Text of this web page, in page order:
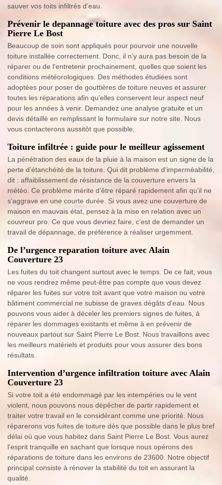
sauver vos toits infiltrés d’eau.
Prévenir le depannage toiture avec des pros sur Saint
Pierre Le Bost
Beaucoup de soin sont appliqués pour pourvoir une nouvelle
toiture installée correctement. Donc, il n’y aura pas besoin de la
réparer ou de l'entretenir prochainement, quelles que soient les
conditions météorologiques. Des méthodes étudiées sont
adoptées pour poser de gouttières de toiture neuves et assurer
toutes les réparations afin qu'elles conservent leur aspect neuf
pour les années à venir. Demandez une analyse gratuite et un
devis détaillé en remplissant le formulaire sur notre site. Nous
vous contacterons aussitôt que possible.
Toiture infiltrée : guide pour le meilleur agissement
La pénétration des eaux de la pluie à la maison est un signe de la
perte d’étanchéité de la toiture. Qui dit problème d’imperméabilité,
dit : affaiblissement de résistance de la couverture envers la
météo. Ce problème mérite d’être réparé rapidement afin qu’il ne
s’aggrave en une courte durée. Si vous avez une couverture de
maison en mauvais état, pensez à la mise en relation avec un
couvreur pro. Ce que vous devriez faire, c’est de demander un
travail de dépannage, de préférence à réaliser urgemment.
De l’urgence reparation toiture avec Alain
Couverture 23
Les fuites du toit changent surtout avec le temps. De ce fait, vous
ne vous rendrez même peut-être pas compte que vous devez
réparer les fuites sur votre toit avant que votre maison ou votre
bâtiment commercial ne subisse de graves dégâts d'eau. Nous
pouvons vous aider à déceler les premiers signes de fuites, à
réparer les dommages existants et même à en prévenir de
nouveaux partout sur Saint Pierre Le Bost. Nous travaillons avec
les meilleurs matériels et produits pour vous assurer des bons
résultats.
Intervention d’urgence infiltration toiture avec Alain
Couverture 23
Si votre toit a été endommagé par les intempéries ou le vent
violent, nous pouvons nous dépêcher de partir rapidement et
traiter votre travail en le considérant comme une priorité. Nous
réparerons vos fuites de toiture dès que possible dans le plus bref
délai où que vous habitez dans Saint Pierre Le Bost. Vous aurez
l'esprit tranquille en sachant que lorsque nous opérons des
réparations de toiture dans les environs de 23600. Notre objectif
principal consiste à rénover la stabilité du toit en assurant la
qualité.